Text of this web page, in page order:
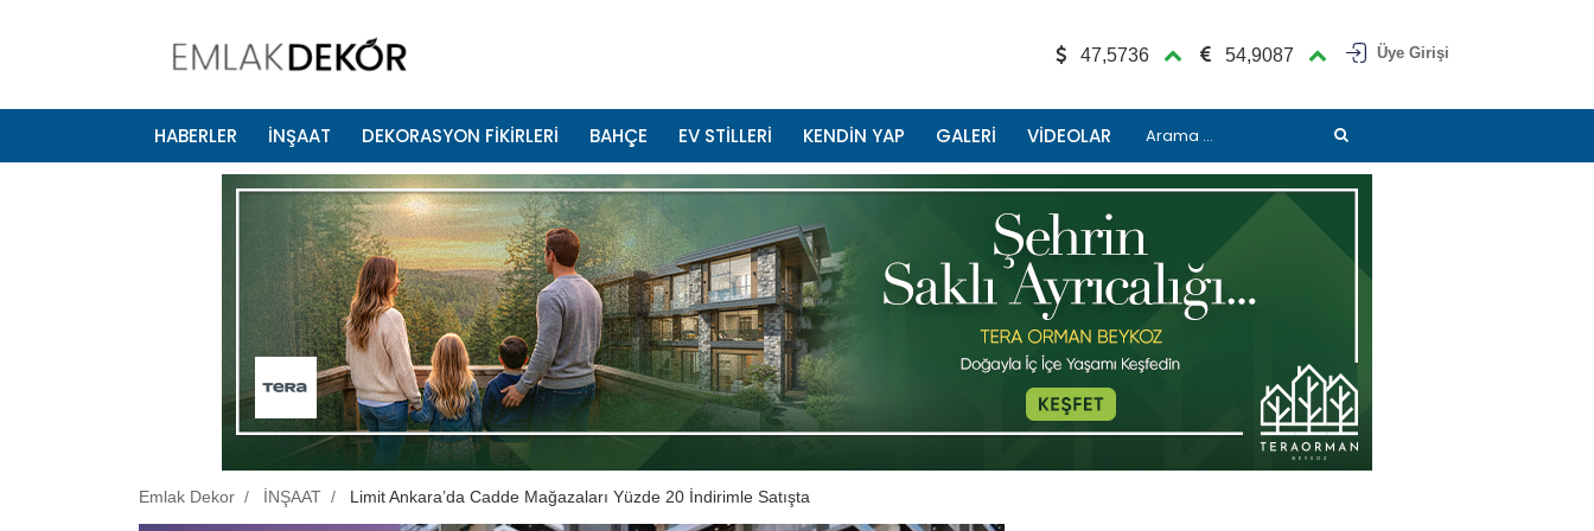
47,5736 54,9087 Üye Girişi
HABERLER İNŞAAT DEKORASYON FİKİRLERİ BAHÇE EV STİLLERİ KENDİN YAP GALERİ VİDEOLAR
Emlak Dekor İNŞAAT Limit Ankara’da Cadde Mağazaları Yüzde 20 İndirimle Satışta